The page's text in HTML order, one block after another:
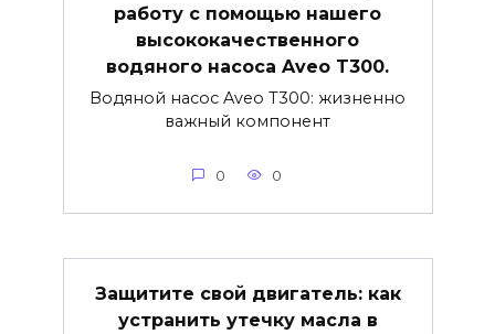
работу с помощью нашего
высококачественного
водяного насоса Aveo T300.
Водяной насос Aveo T300: жизненно
важный компонент
0 0
Защитите свой двигатель: как
устранить утечку масла в